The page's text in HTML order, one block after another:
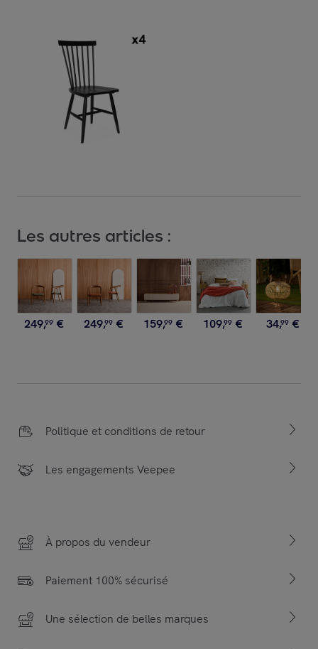
Les autres articles :
249,99 € 249,99 € 159,99 € 109,99 € 34,99 €
Politique et conditions de retour
Les engagements Veepee
À propos du vendeur
Paiement 100% sécurisé
Une sélection de belles marques